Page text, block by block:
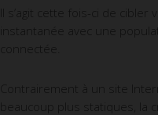
Il s’agit cette fois-ci de
instantanée avec une
connectée.
Contrairement à un site
beaucoup plus statiques, la